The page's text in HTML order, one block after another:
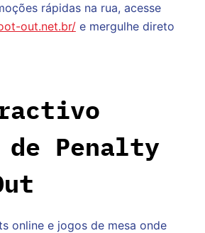
rápidas na rua, acesse
out.net.br/e mergulhe direto
de Penalty
online e jogos de mesa onde